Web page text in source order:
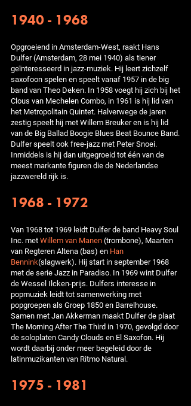
1940 - 1968
Opgroeiend in Amsterdam-West, raakt Hans
Dulfer (Amsterdam, 28 mei 1940) als tiener
geïnteresseerd in jazz-muziek. Hij leert zichzelf
saxofoon spelen en speelt vanaf 1957 in de big
band van Theo Deken. In 1958 voegt hij zich bij het
Clous van Mechelen Combo, in 1961 is hij lid van
het Metropolitain Quintet. Halverwege de jaren
zestig speelt hij met Willem Breuker en is hij lid
van de Big Ballad Boogie Blues Beat Bounce Band.
Dulfer speelt ook free-jazz met Peter Snoei.
Inmiddels is hij dan uitgegroeid tot één van de
meest markante figuren die de Nederlandse
jazzwereld rijk is.
1968 - 1972
Van 1968 tot 1969 leidt Dulfer de band Heavy Soul
Inc. metWillem van Manen(trombone), Maarten
van Regteren Altena (bas) en Han
Bennink(slagwerk). Hij start in september 1968
met de serie Jazz in Paradiso. In 1969 wint Dulfer
de Wessel Ilcken-prijs. Dulfers interesse in
popmuziek leidt tot samenwerking met
popgroepen als Groep 1850 en Barrelhouse.
Samen met Jan Akkerman maakt Dulfer de plaat
The Morning After The Third in 1970, gevolgd door
de soloplaten Candy Clouds en El Saxofon. Hij
wordt daarbij onder meer begeleid door de
latinmuzikanten van Ritmo Natural.
1975 - 1981